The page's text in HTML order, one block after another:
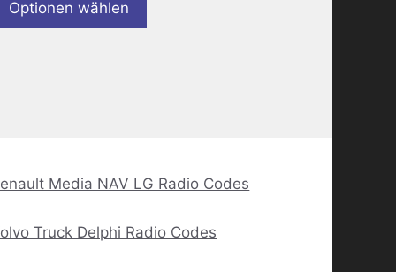
Optionen wählen
Media NAV LG Radio Codes
Truck Delphi Radio Codes